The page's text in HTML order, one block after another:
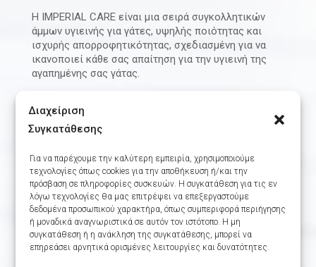
Διαχείριση
Συγκατάθεσης
Για να παρέχουμε την καλύτερη εμπειρία, χρησιμοποιούμε
τεχνολογίες όπως cookies για την αποθήκευση ή/και την
πρόσβαση σε πληροφορίες συσκευών. Η συγκατάθεση για τις εν
λόγω τεχνολογίες θα μας επιτρέψει να επεξεργαστούμε
δεδομένα προσωπικού χαρακτήρα, όπως συμπεριφορά περιήγησης
ή μοναδικά αναγνωριστικά σε αυτόν τον ιστότοπο. Η μη
συγκατάθεση ή η ανάκληση της συγκατάθεσης, μπορεί να
επηρεάσει αρνητικά ορισμένες λειτουργίες και δυνατότητες.
Η IMPERIAL CARE είναι μια σειρά συγκολλητικών
άμμων υγιεινής για γάτες, υψηλής ποιότητας και
ισχυρής απορροφητικότητας, σχεδιασμένη για να
ικανοποιεί κάθε σας απαίτηση για την υγιεινή της
αγαπημένης σας γάτας.
Newsletter
Επικοινωνία
Πεντέλης 8Α, 175 64 Αθήνα
Τηλ.: 210-9485800
Email:petcare@geohellas.com